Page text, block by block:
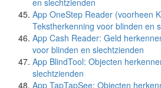
en slechtzienden
App OneStep Reader (voorheen
Tekstherkenning voor blinden en
App Cash Reader: Geld
voor blinden en slechtzienden
App BlindTool: Objecten
slechtzienden
App TapTapSee: Objecten